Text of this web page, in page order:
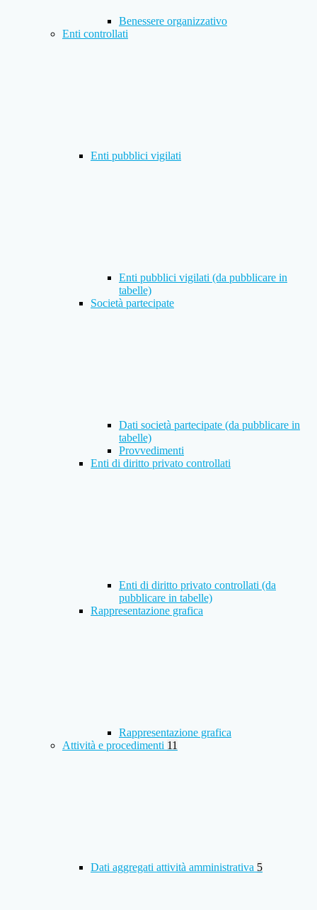
Benessere organizzativo
Enti controllati
Enti pubblici vigilati
Enti pubblici vigilati (da pubblicare in
tabelle)
Società partecipate
Dati società partecipate (da pubblicare in
tabelle)
Provvedimenti
Enti di diritto privato controllati
Enti di diritto privato controllati (da
pubblicare in tabelle)
Rappresentazione grafica
Rappresentazione grafica
Attività e procedimenti 11
Dati aggregati attività amministrativa 5